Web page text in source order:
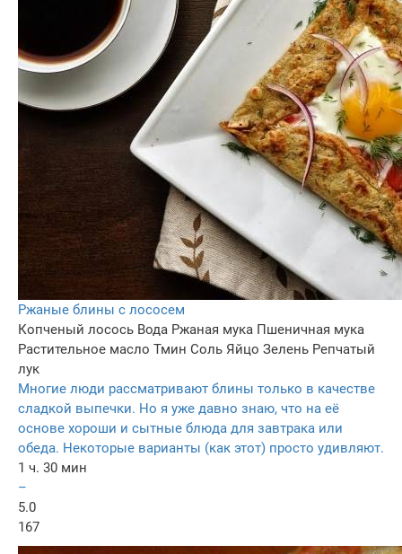
Ржаные блины с лососем
Копченый лосось Вода Ржаная мука Пшеничная мука
Растительное масло Тмин Соль Яйцо Зелень Репчатый
лук
Многие люди рассматривают блины только в качестве
сладкой выпечки. Но я уже давно знаю, что на её
основе хороши и сытные блюда для завтрака или
обеда. Некоторые варианты (как этот) просто удивляют.
1 ч. 30 мин
–
5.0
167